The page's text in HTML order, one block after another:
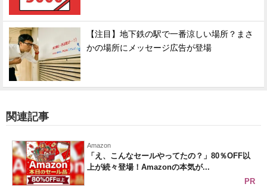
【注目】地下鉄の駅で一番涼しい場所？まさ
かの場所にメッセージ広告が登場
関連記事
Amazon
「え、こんなセールやってたの？」80％OFF以
上が続々登場！Amazonの本気が...
PR